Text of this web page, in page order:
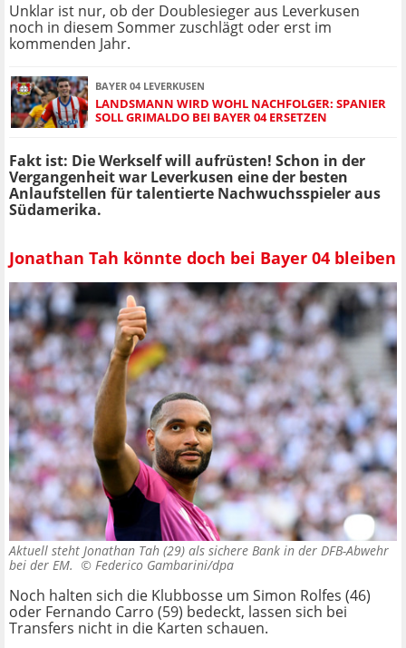
Unklar ist nur, ob der Doublesieger aus Leverkusen
noch in diesem Sommer zuschlägt oder erst im
kommenden Jahr.
BAYER 04 LEVERKUSEN
LANDSMANN WIRD WOHL NACHFOLGER: SPANIER
SOLL GRIMALDO BEI BAYER 04 ERSETZEN
Fakt ist: Die Werkself will aufrüsten! Schon in der
Vergangenheit war Leverkusen eine der besten
Anlaufstellen für talentierte Nachwuchsspieler aus
Südamerika.
Jonathan Tah könnte doch bei Bayer 04 bleiben
Aktuell steht Jonathan Tah (29) als sichere Bank in der DFB-Abwehr
bei der EM. © Federico Gambarini/dpa
Noch halten sich die Klubbosse um Simon Rolfes (46)
oder Fernando Carro (59) bedeckt, lassen sich bei
Transfers nicht in die Karten schauen.